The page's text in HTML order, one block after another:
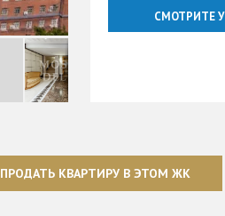
СМОТРИТЕ
ПРОДАТЬ КВАРТИРУ В ЭТОМ ЖК